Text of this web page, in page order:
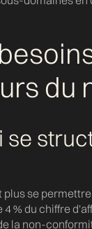
du
se
% du chiffre
la non-